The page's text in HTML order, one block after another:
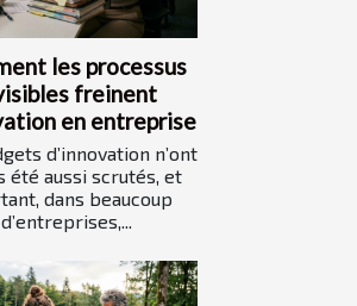
les processus
freinent
en entreprise
d’innovation n’ont
été aussi scrutés, et
dans beaucoup
d’entreprises,...